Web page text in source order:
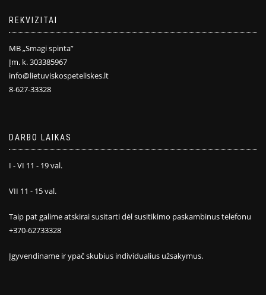
REKVIZITAI
MB „Smagi spinta”
Įm. k. 303385967
info@lietuviskospeteliskes.lt
8-627-33328
DARBO LAIKAS
I - VI 11 - 19 val.
VII 11 - 15 val.
Taip pat galime atskirai susitarti dėl susitikimo paskambinus telefonu
+370-62733328
Įgyvendiname ir ypač skubius individualius užsakymus.